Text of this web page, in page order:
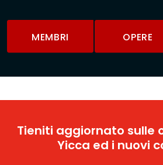
MEMBRI OPERE
Tieniti aggiornato sulle
Yicca ed i nuovi